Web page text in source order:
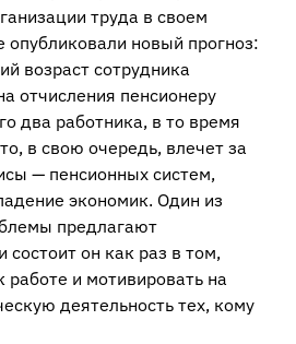
труда в своем
новый прогноз:
возраст сотрудника
отчисления пенсионеру
два работника, в то время
в свою очередь, влечет за
— пенсионных систем,
экономик. Один из
предлагают
он как раз в том,
работе и мотивировать на
деятельность тех, кому